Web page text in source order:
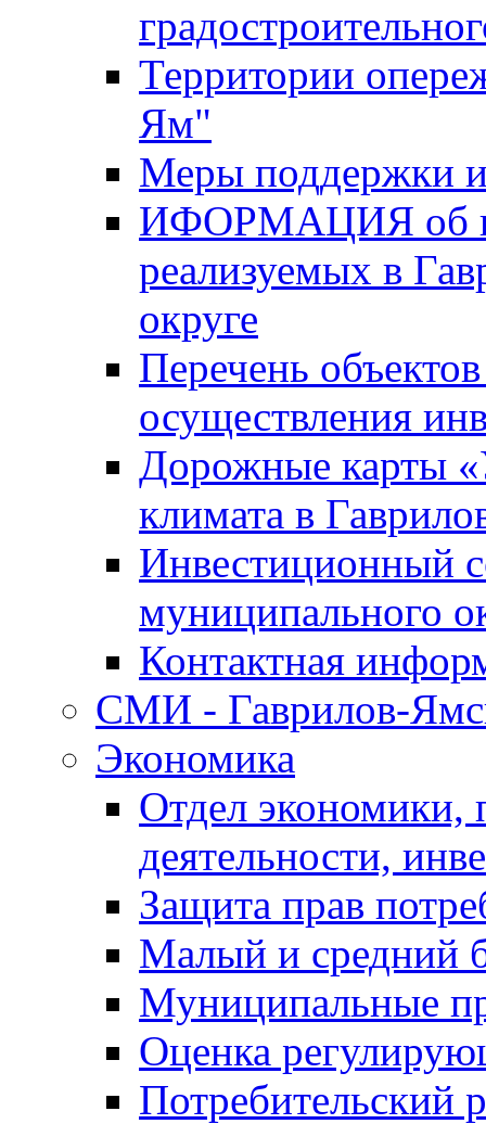
Территории
Ям"
Меры поддержки
ИФОРМАЦИЯ об
реализуемых в
округе
Перечень
осуществления
Дорожные карты
климата в
Инвестиционный
муниципального
Контактная
СМИ - Гаврилов-
Экономика
Отдел экономики,
деятельности,
Защита прав
Малый и средний
Муниципальные
Оценка
Потребительский